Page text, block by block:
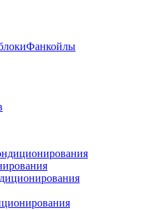
Фанкойлы